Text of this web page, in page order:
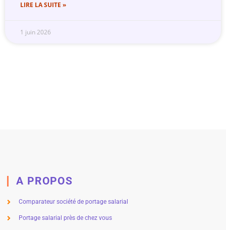
LIRE LA SUITE »
1 juin 2026
A PROPOS
Comparateur société de portage salarial
Portage salarial près de chez vous